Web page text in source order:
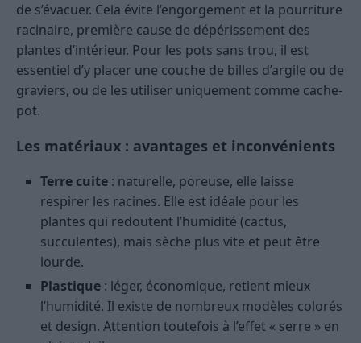
de s’évacuer. Cela évite l’engorgement et la pourriture
racinaire, première cause de dépérissement des
plantes d’intérieur. Pour les pots sans trou, il est
essentiel d’y placer une couche de billes d’argile ou de
graviers, ou de les utiliser uniquement comme cache-
pot.
Les matériaux : avantages et inconvénients
Terre cuite : naturelle, poreuse, elle laisse
respirer les racines. Elle est idéale pour les
plantes qui redoutent l’humidité (cactus,
succulentes), mais sèche plus vite et peut être
lourde.
Plastique : léger, économique, retient mieux
l’humidité. Il existe de nombreux modèles colorés
et design. Attention toutefois à l’effet « serre » en